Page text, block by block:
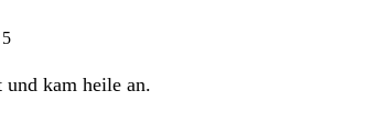
kam heile an.